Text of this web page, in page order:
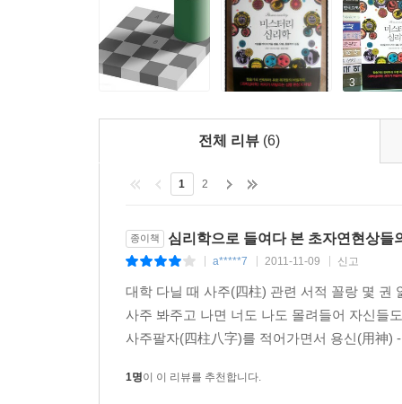
실험을 통해서 더욱 구체화되었다. 웨그너는 사
‘반동효과’를 발견했다. 그리고 이것이 무의식
주의하라고 할수록 추가 더욱 많이 흔들린 것이다.
그렇다면 ‘진짜’ 유령을 보았다는 사람들의 목격
이 ‘1퍼센트’ 유령들의 실체를 확인하기 위해서
아들이 잠자는 동안 뇌파가 어떻게 움직이는지
이른바 ‘렘수면’의 발견이었다.
렘수면 상태에서 사람들은 대개 꿈을 꾼다. 그
현상들의 결합으로 우리는 ‘가위눌림’을 당하고
잠자리의 유령과 달리, 특정 장소에 나타나는 유
하지만 가장 중요한 원인은 ‘암시’다. 1970년
나섰다. 그러자 많은 사람들이 유령 목사를 봤다
3
전체 리뷰 (6)
1 2
종이책 심리학으로 들여다 본 초자연현상들
a*****7 2011-11-09 신고
대학 다닐 때 사주(四柱) 관련 서적 꼴랑 몇 권
사주 봐주고 나면 너도 나도 몰려들어 자신들
사주팔자(四柱八字)를 적어가면서 용신(用神
1명이 이 리뷰를 추천합니다.